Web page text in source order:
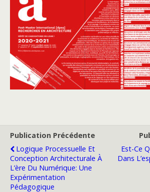
Publication Précédente
Logique Processuelle Et
Conception Architecturale À
L’ère Du Numérique: Une
Expérimentation
Pédagogique
Est-Ce
Dans